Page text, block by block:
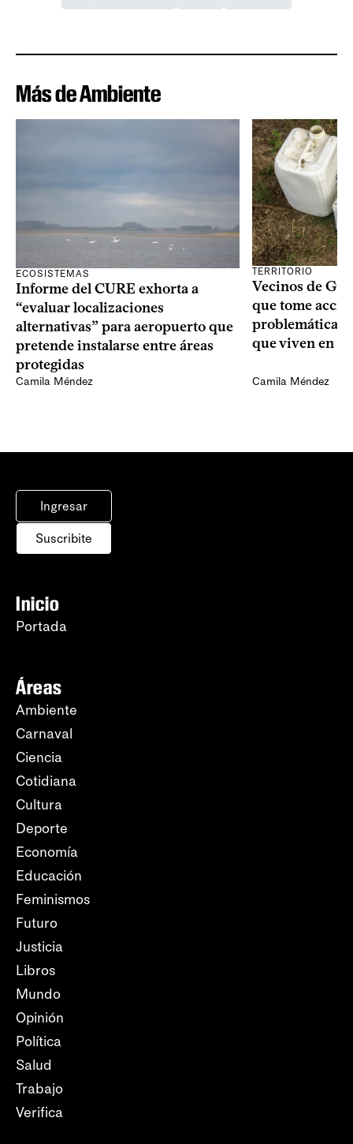
Más de Ambiente
ECOSISTEMAS
Informe del CURE exhorta a
“evaluar localizaciones
alternativas” para aeropuerto que
pretende instalarse entre áreas
protegidas
Camila Méndez
TERRITORIO
Vecinos de
que tome
problemáticas
que viven en
Camila Méndez
Ingresar
Suscribite
Inicio
Portada
Áreas
Ambiente
Carnaval
Ciencia
Cotidiana
Cultura
Deporte
Economía
Educación
Feminismos
Futuro
Justicia
Libros
Mundo
Opinión
Política
Salud
Trabajo
Verifica